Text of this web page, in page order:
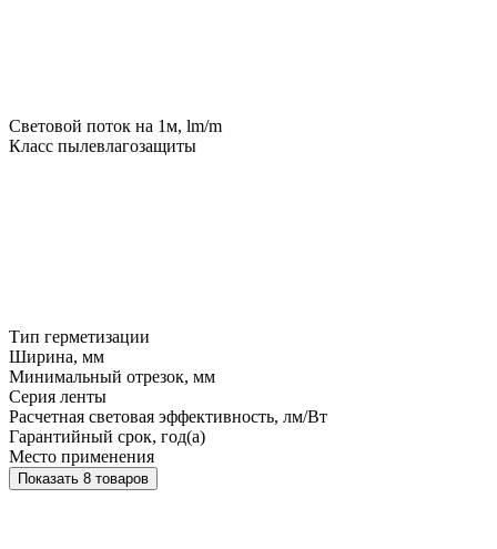
Световой поток на 1м, lm/m
Класс пылевлагозащиты
Тип герметизации
Ширина, мм
Минимальный отрезок, мм
Серия ленты
Расчетная световая эффективность, лм/Вт
Гарантийный срок, год(а)
Место применения
Показать 8 товаров